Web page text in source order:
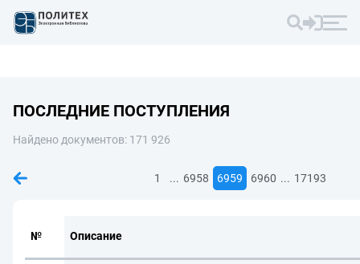
ПОСЛЕДНИЕ ПОСТУПЛЕНИЯ
Найдено документов: 171 926
1 ... 6958 6959 6960 ... 17193
№ Описание